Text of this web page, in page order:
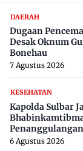
DAERAH
Dugaan
Desak Oknum
Bonehau
7 Agustus 2026
KESEHATAN
Kapolda Sulbar
Penanggulangan
di 650 Desa
6 Agustus 2026